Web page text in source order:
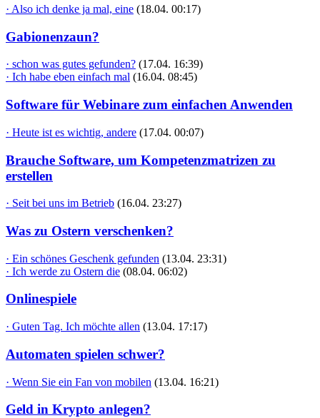
· Also ich denke ja mal, eine (18.04. 00:17)
Gabionenzaun?
· schon was gutes gefunden? (17.04. 16:39)
· Ich habe eben einfach mal (16.04. 08:45)
Software für Webinare zum einfachen Anwenden
· Heute ist es wichtig, andere (17.04. 00:07)
Brauche Software, um Kompetenzmatrizen zu
erstellen
· Seit bei uns im Betrieb (16.04. 23:27)
Was zu Ostern verschenken?
· Ein schönes Geschenk gefunden (13.04. 23:31)
· Ich werde zu Ostern die (08.04. 06:02)
Onlinespiele
· Guten Tag. Ich möchte allen (13.04. 17:17)
Automaten spielen schwer?
· Wenn Sie ein Fan von mobilen (13.04. 16:21)
Geld in Krypto anlegen?